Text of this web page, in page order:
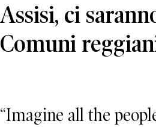
Assisi, ci
Comuni
“Imagine all the